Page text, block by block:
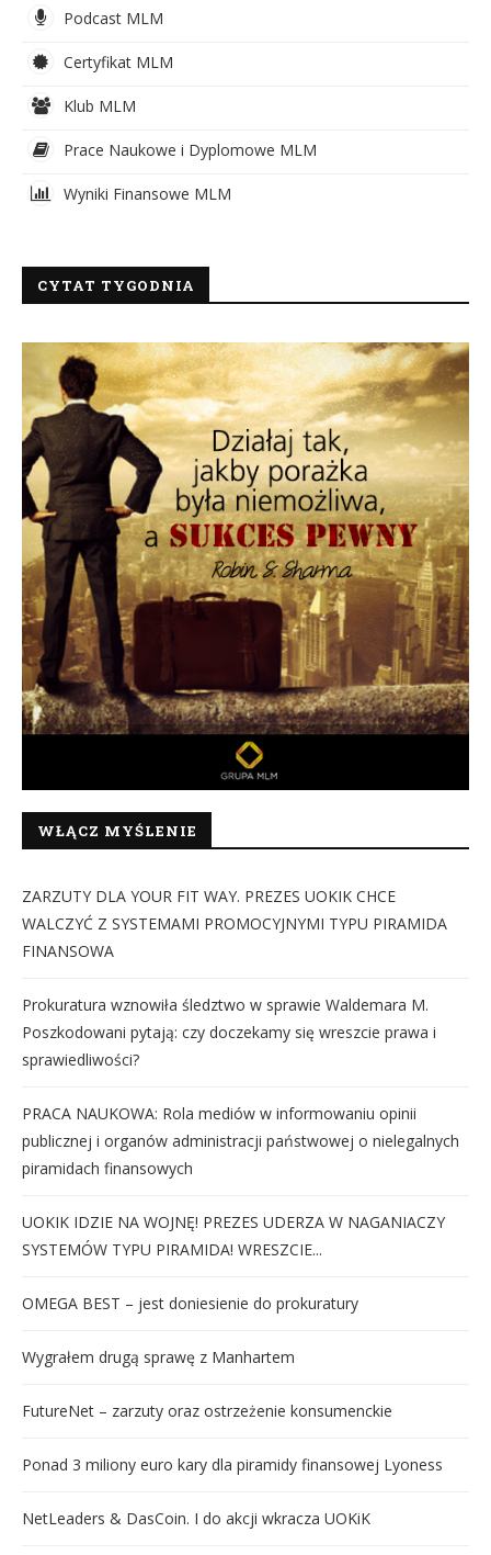
Podcast MLM
Certyfikat MLM
Klub MLM
Prace Naukowe i Dyplomowe MLM
Wyniki Finansowe MLM
CYTAT TYGODNIA
WŁĄCZ MYŚLENIE
ZARZUTY DLA YOUR FIT WAY. PREZES UOKIK CHCE
WALCZYĆ Z SYSTEMAMI PROMOCYJNYMI TYPU PIRAMIDA
FINANSOWA
Prokuratura wznowiła śledztwo w sprawie Waldemara M.
Poszkodowani pytają: czy doczekamy się wreszcie prawa i
sprawiedliwości?
PRACA NAUKOWA: Rola mediów w informowaniu opinii
publicznej i organów administracji państwowej o nielegalnych
piramidach finansowych
UOKIK IDZIE NA WOJNĘ! PREZES UDERZA W NAGANIACZY
SYSTEMÓW TYPU PIRAMIDA! WRESZCIE...
OMEGA BEST – jest doniesienie do prokuratury
Wygrałem drugą sprawę z Manhartem
FutureNet – zarzuty oraz ostrzeżenie konsumenckie
Ponad 3 miliony euro kary dla piramidy finansowej Lyoness
NetLeaders & DasCoin. I do akcji wkracza UOKiK